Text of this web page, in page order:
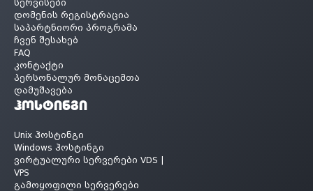
სერვისები
დომენის რეგისტრაცია
საპარტნიორი პროგრამა
ჩვენ შესახებ
FAQ
კონტაქტი
პერსონალურ მონაცემთა
დამუშავება
ჰოსტინგი
Unix ჰოსტინგი
Windows ჰოსტინგი
ვირტუალური სერვერები VDS |
VPS
გამოყოფილი სერვერები